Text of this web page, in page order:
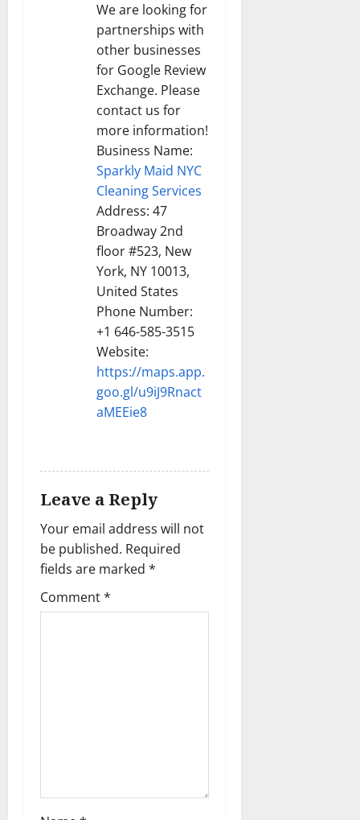
We are looking for
partnerships with
other businesses
for Google Review
Exchange. Please
contact us for
more information!
Business Name:
Sparkly Maid NYC
Cleaning Services
Address: 47
Broadway 2nd
floor #523, New
York, NY 10013,
United States
Phone Number:
+1 646-585-3515
Website:
https://maps.app.
goo.gl/u9iJ9Rnact
aMEEie8
Leave a Reply
Your email address will not
be published. Required
fields are marked *
Comment*